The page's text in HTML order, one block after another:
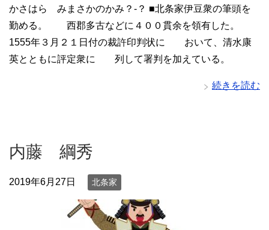
かさはら みまさかのかみ？-？ ■北条家伊豆衆の筆頭を
勤める。 西郡多古などに４００貫余を領有した。
1555年３月２１日付の裁許印判状に おいて、清水康
英とともに評定衆に 列して署判を加えている。
続きを読む
内藤 綱秀
2019年6月27日 北条家